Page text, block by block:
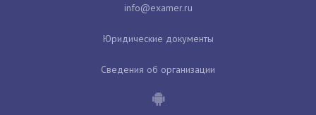
Юридические документы
Сведения об организации